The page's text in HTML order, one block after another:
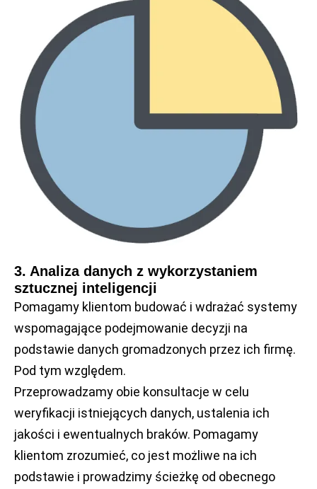
3. Analiza danych z wykorzystaniem
sztucznej inteligencji
Pomagamy klientom budować i wdrażać systemy
wspomagające podejmowanie decyzji na
podstawie danych gromadzonych przez ich firmę.
Pod tym względem.
Przeprowadzamy obie konsultacje w celu
weryfikacji istniejących danych, ustalenia ich
jakości i ewentualnych braków. Pomagamy
klientom zrozumieć, co jest możliwe na ich
podstawie i prowadzimy ścieżkę od obecnego